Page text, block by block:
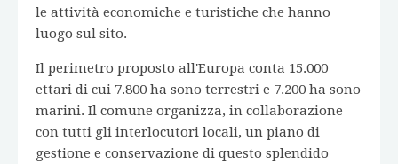
le attività economiche e turistiche che hanno
luogo sul sito.
Il perimetro proposto all'Europa conta 15.000
ettari di cui 7.800 ha sono terrestri e 7.200 ha sono
marini. Il comune organizza, in collaborazione
con tutti gli interlocutori locali, un piano di
gestione e conservazione di questo splendido